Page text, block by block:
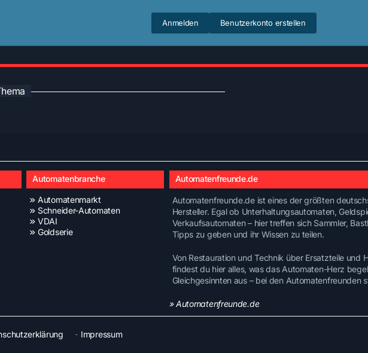
Benutzerkonto erstellen
Anmelden
Automatenbranche
Automatenmarkt
Schneider-Automaten
VDAI
Goldserie
Automatenfreunde.de
Automatenfreunde.de ist eines der größten
Hersteller. Egal ob Unterhaltungsautomaten,
Verkaufsautomaten – hier treffen sich Sammler,
Tipps zu geben und ihr Wissen zu teilen.
Von Restauration und Technik über Ersatzteile und
findest du hier alles, was das Automaten-Herz
Gleichgesinnten aus – bei den
» Automatenfreunde.de
Impressum